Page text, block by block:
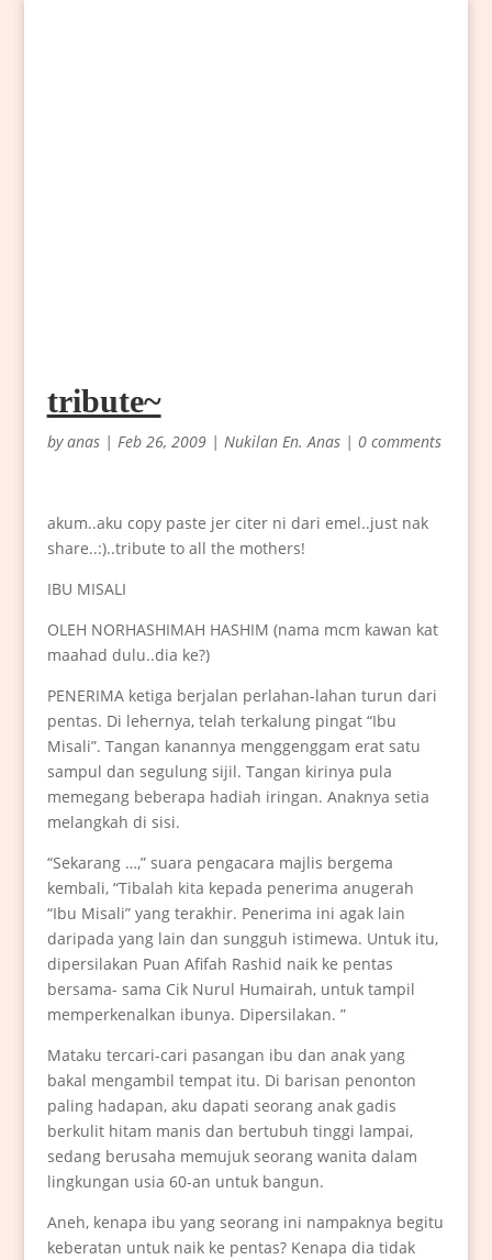
tribute~
byanas| Feb 26, 2009| Nukilan En. Anas| 0 comments
akum..aku copy paste jer citer ni dari emel..just nak
share..:)..tribute to all the mothers!
IBU MISALI
OLEH NORHASHIMAH HASHIM (nama mcm kawan kat
maahad dulu..dia ke?)
PENERIMA ketiga berjalan perlahan-lahan turun dari
pentas. Di lehernya, telah terkalung pingat “Ibu
Misali”. Tangan kanannya menggenggam erat satu
sampul dan segulung sijil. Tangan kirinya pula
memegang beberapa hadiah iringan. Anaknya setia
melangkah di sisi.
“Sekarang …,” suara pengacara majlis bergema
kembali, “Tibalah kita kepada penerima anugerah
“Ibu Misali” yang terakhir. Penerima ini agak lain
daripada yang lain dan sungguh istimewa. Untuk itu,
dipersilakan Puan Afifah Rashid naik ke pentas
bersama- sama Cik Nurul Humairah, untuk tampil
memperkenalkan ibunya. Dipersilakan. ”
Mataku tercari-cari pasangan ibu dan anak yang
bakal mengambil tempat itu. Di barisan penonton
paling hadapan, aku dapati seorang anak gadis
berkulit hitam manis dan bertubuh tinggi lampai,
sedang berusaha memujuk seorang wanita dalam
lingkungan usia 60-an untuk bangun.
Aneh, kenapa ibu yang seorang ini nampaknya begitu
keberatan untuk naik ke pentas? Kenapa dia tidak